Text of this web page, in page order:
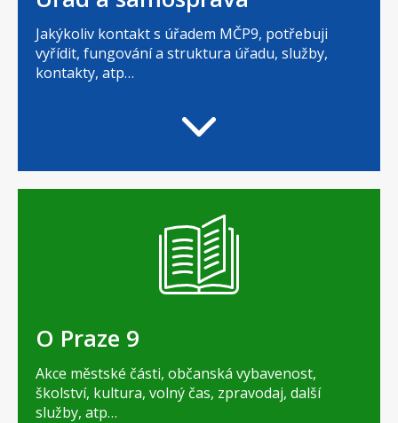
Jakýkoliv kontakt s úřadem MČP9, potřebuji
vyřídit, fungování a struktura úřadu, služby,
kontakty, atp…
O Praze 9
Akce městské části, občanská vybavenost,
školství, kultura, volný čas, zpravodaj, další
služby, atp…